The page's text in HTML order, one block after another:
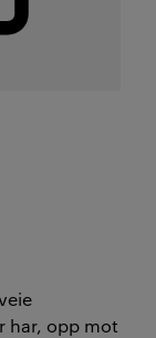
har, opp mot